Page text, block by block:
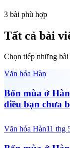
3 bài phù hợp
Tất cả bài
Chọn tiếp những
Văn hóa Hàn
Bốn mùa ở
điều bạn chưa
Văn hóa Hàn11 thg